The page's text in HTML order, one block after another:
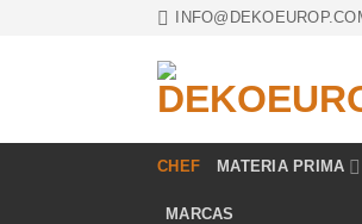
CHEF MATERIA PRIMA
MARCAS